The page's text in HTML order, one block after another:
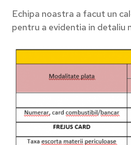
Echipa noastra a facut un
pentru a evidentia in detaliu